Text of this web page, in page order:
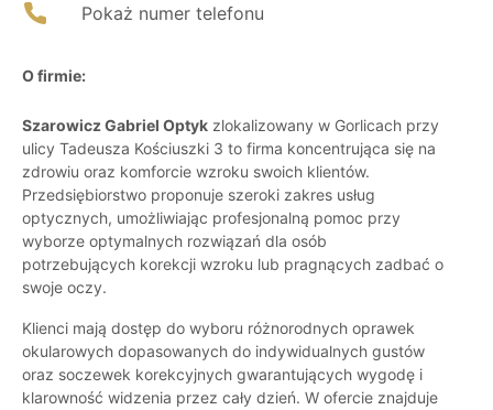
Pokaż numer telefonu
O firmie:
Szarowicz Gabriel Optyk zlokalizowany w Gorlicach przy
ulicy Tadeusza Kościuszki 3 to firma koncentrująca się na
zdrowiu oraz komforcie wzroku swoich klientów.
Przedsiębiorstwo proponuje szeroki zakres usług
optycznych, umożliwiając profesjonalną pomoc przy
wyborze optymalnych rozwiązań dla osób
potrzebujących korekcji wzroku lub pragnących zadbać o
swoje oczy.
Klienci mają dostęp do wyboru różnorodnych oprawek
okularowych dopasowanych do indywidualnych gustów
oraz soczewek korekcyjnych gwarantujących wygodę i
klarowność widzenia przez cały dzień. W ofercie znajduje